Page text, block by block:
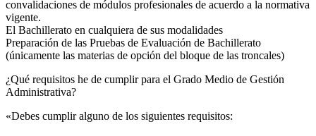
convalidaciones de módulos profesionales de acuerdo a la normativa
vigente.
El Bachillerato en cualquiera de sus modalidades
Preparación de las Pruebas de Evaluación de Bachillerato
(únicamente las materias de opción del bloque de las troncales)
¿Qué requisitos he de cumplir para el Grado Medio de Gestión
Administrativa?
«Debes cumplir alguno de los siguientes requisitos: